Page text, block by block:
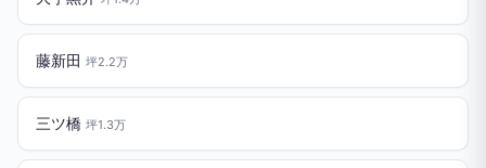
藤新田 坪2.2万
三ツ橋 坪1.3万